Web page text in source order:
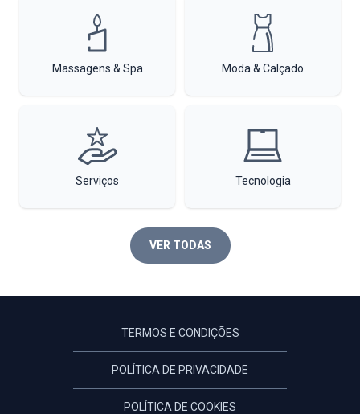
Massagens & Spa Moda & Calçado
Serviços Tecnologia
VER TODAS
TERMOS E CONDIÇÕES
POLÍTICA DE PRIVACIDADE
POLÍTICA DE COOKIES